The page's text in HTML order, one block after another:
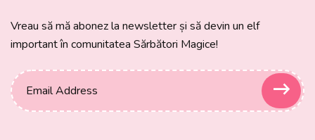
Vreau să mă abonez la newsletter și să devin un elf
important în comunitatea Sărbători Magice!